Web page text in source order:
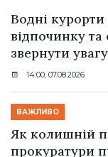
Водні
відпочинку та
звернути увагу
14:00, 07.08.2026
ВАЖЛИВО
Як колишній
прокуратури